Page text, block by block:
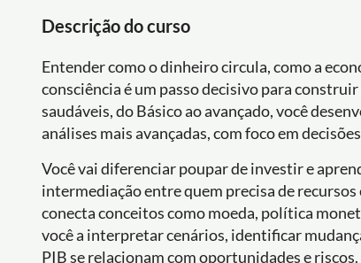
Descrição do curso
Entender como o dinheiro circula, como a
consciência é um passo decisivo para
saudáveis, do Básico ao avançado, você
análises mais avançadas, com foco em
Você vai diferenciar poupar de investir e
intermediação entre quem precisa de
conecta conceitos como moeda, política
você a interpretar cenários, identificar
PIB se relacionam com oportunidades e riscos.